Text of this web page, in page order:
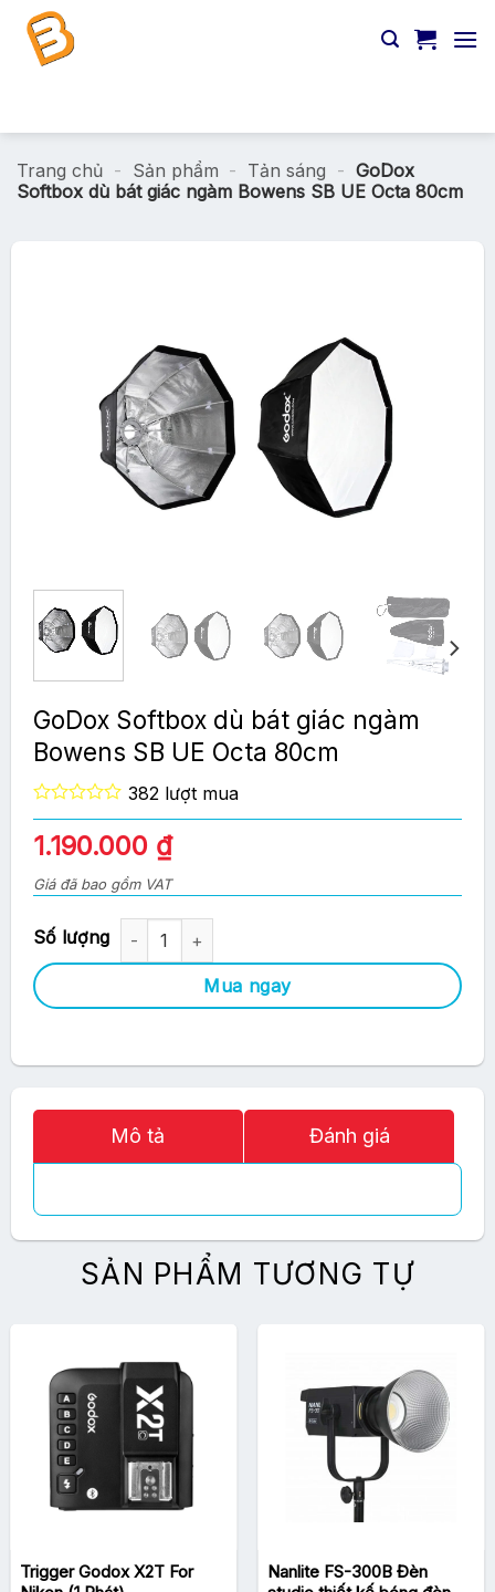
Chuyển
đến
Trang chủ - Sản phẩm - Tản sáng - GoDox
Softbox dù bát giác ngàm Bowens SB UE Octa 80cm
GoDox Softbox dù bát giác ngàm
Bowens SB UE Octa 80cm
0
out
of
382 lượt mua
1.190.000 ₫
Giá đã bao gồm VAT
GoDox Softbox dù bát giác ngàm Bowens SB UE Octa 80cm
Mua ngay
Mô tả Đánh giá
SẢN PHẨM TƯƠNG TỰ
Trigger Godox X2T For
Nanlite FS-300B Đèn